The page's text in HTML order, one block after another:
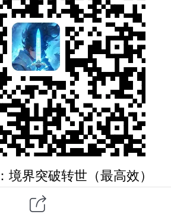
境界突破转世（最高效）
头，境界越高、突破越特